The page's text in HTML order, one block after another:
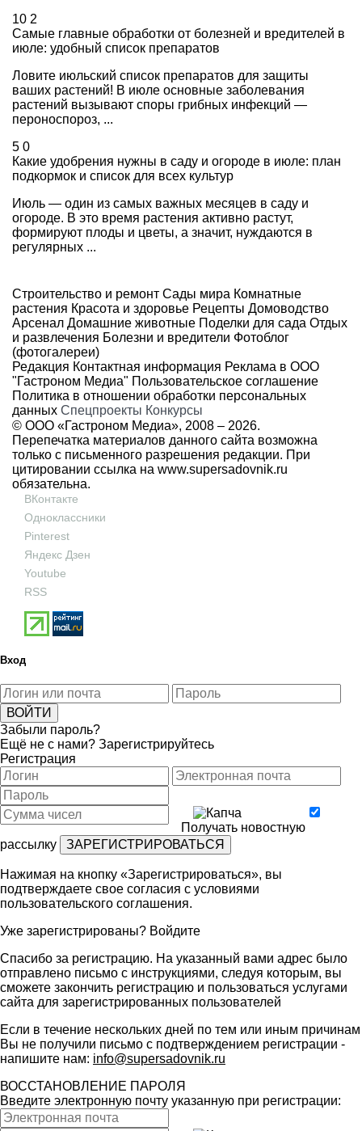
10 2
Самые главные обработки от болезней и вредителей в
июле: удобный список препаратов
Ловите июльский список препаратов для защиты
ваших растений! В июле основные заболевания
растений вызывают споры грибных инфекций —
пероноспороз, ...
5 0
Какие удобрения нужны в саду и огороде в июле: план
подкормок и список для всех культур
Июль — один из самых важных месяцев в саду и
огороде. В это время растения активно растут,
формируют плоды и цветы, а значит, нуждаются в
регулярных ...
Строительство и ремонт Сады мира Комнатные
растения Красота и здоровье Рецепты Домоводство
Арсенал Домашние животные Поделки для сада Отдых
и развлечения Болезни и вредители Фотоблог
(фотогалереи)
Редакция Контактная информация Реклама в ООО
"Гастроном Медиа" Пользовательское соглашение
Политика в отношении обработки персональных
данных Спецпроекты Конкурсы
© ООО «Гастроном Медиа», 2008 – 2026.
Перепечатка материалов данного сайта возможна
только с письменного разрешения редакции. При
цитировании ссылка на www.supersadovnik.ru
обязательна.
ВКонтакте
Одноклассники
Pinterest
Яндекс Дзен
Youtube
RSS
Вход
Забыли пароль?
Ещё не с нами? Зарегистрируйтесь
Регистрация
Получать новостную
рассылку
Нажимая на кнопку «Зарегистрироваться», вы
подтверждаете свое согласия с условиями
пользовательского соглашения.
Уже зарегистрированы? Войдите
Спасибо за регистрацию. На указанный вами адрес было
отправлено письмо с инструкциями, следуя которым, вы
сможете закончить регистрацию и пользоваться услугами
сайта для зарегистрированных пользователей
Если в течение нескольких дней по тем или иным причинам
Вы не получили письмо с подтверждением регистрации -
напишите нам: info@supersadovnik.ru
ВОССТАНОВЛЕНИЕ ПАРОЛЯ
Введите электронную почту указанную при регистрации: